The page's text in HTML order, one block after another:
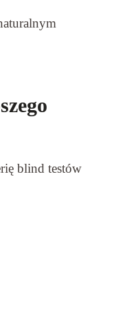
blind testów